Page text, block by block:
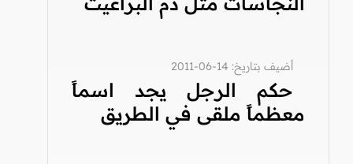
أضيف بتاريخ: 14-06-2011
حكم الرجل يجد اسماً
معظماً ملقى في الطريق